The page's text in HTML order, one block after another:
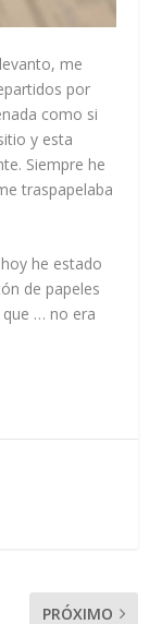
me
por
como si
y esta
Siempre he
traspapelaba
he estado
de papeles
… no era
PRÓXIMO